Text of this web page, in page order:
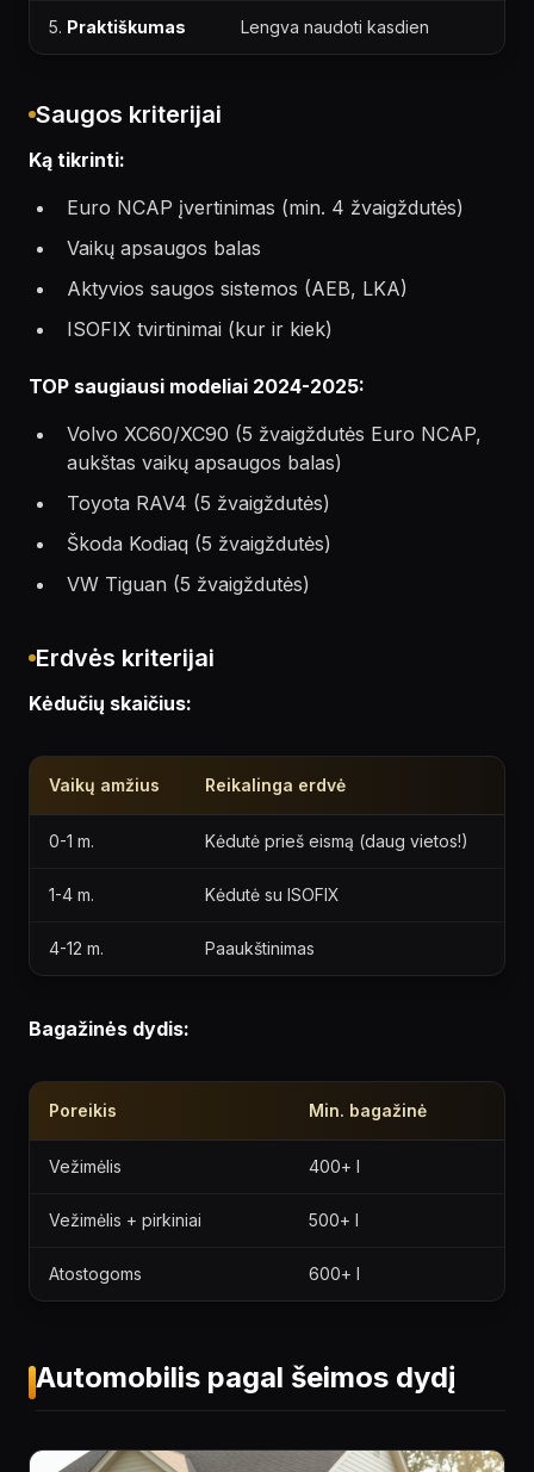
5. Praktiškumas Lengva naudoti kasdien
Saugos kriterijai
Ką tikrinti:
Euro NCAP įvertinimas (min. 4 žvaigždutės)
Vaikų apsaugos balas
Aktyvios saugos sistemos (AEB, LKA)
ISOFIX tvirtinimai (kur ir kiek)
TOP saugiausi modeliai 2024-2025:
Volvo XC60/XC90 (5 žvaigždutės Euro NCAP,
aukštas vaikų apsaugos balas)
Toyota RAV4 (5 žvaigždutės)
Škoda Kodiaq (5 žvaigždutės)
VW Tiguan (5 žvaigždutės)
Erdvės kriterijai
Kėdučių skaičius:
Vaikų amžius Reikalinga erdvė
0-1 m. Kėdutė prieš eismą (daug vietos!)
1-4 m. Kėdutė su ISOFIX
4-12 m. Paaukštinimas
Bagažinės dydis:
Poreikis Min. bagažinė
Vežimėlis 400+ l
Vežimėlis + pirkiniai 500+ l
Atostogoms 600+ l
Automobilis pagal šeimos dydį